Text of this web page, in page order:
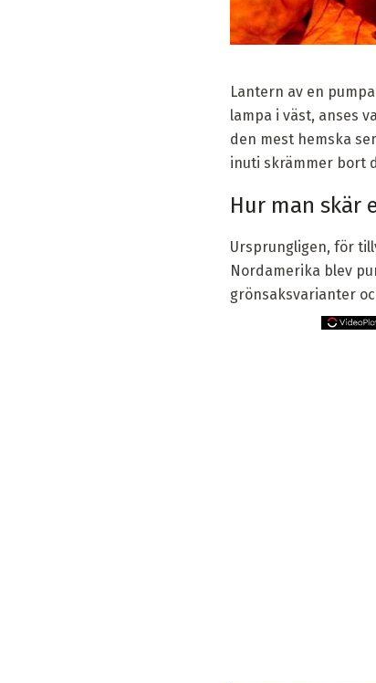
Lantern av en
lampa i väst, anses
den mest hemska
inuti skrämmer bort
Hur man skär
Ursprungligen, för
Nordamerika blev
grönsaksvarianter